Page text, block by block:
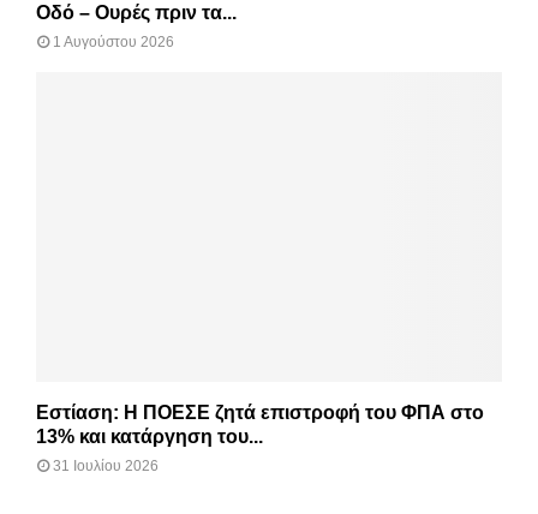
Οδό – Ουρές πριν τα...
1 Αυγούστου 2026
Εστίαση: Η ΠΟΕΣΕ ζητά επιστροφή του ΦΠΑ στο
13% και κατάργηση του...
31 Ιουλίου 2026